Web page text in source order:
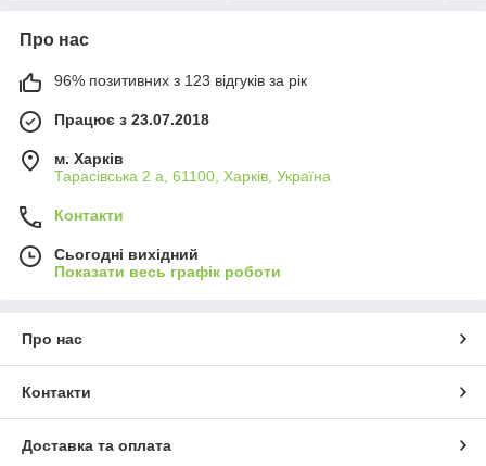
Про нас
96% позитивних з 123 відгуків за рік
Працює з 23.07.2018
м. Харків
Тарасівська 2 а, 61100, Харків, Україна
Контакти
Сьогодні вихідний
Показати весь графік роботи
Про нас
Контакти
Доставка та оплата